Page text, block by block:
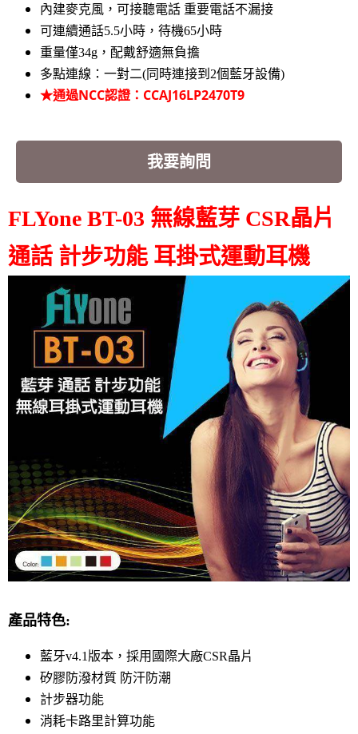
內建麥克風，可接聽電話 重要電話不漏接
可連續通話5.5小時，待機65小時
重量僅34g，配戴舒適無負擔
多點連線：一對二(同時連接到2個藍牙設備)
★通過NCC認證：CCAJ16LP2470T9
我要詢問
FLYone BT-03 無線藍芽 CSR晶片
通話 計步功能 耳掛式運動耳機
產品特色:
藍牙v4.1版本，採用國際大廠CSR晶片
矽膠防潑材質 防汗防潮
計步器功能
消耗卡路里計算功能